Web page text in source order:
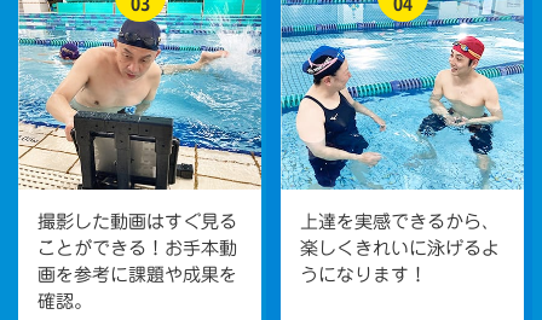
撮影した動画はすぐ見る
ことができる！お手本動
画を参考に課題や成果を
確認。
03
上達を実感できるから、
楽しくきれいに泳げるよ
うになります！
04